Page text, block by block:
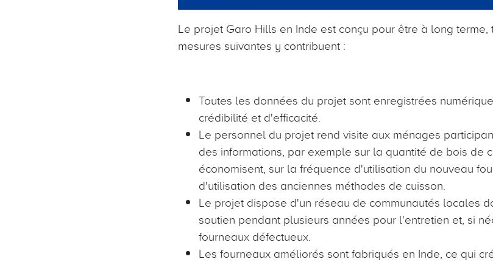
Le projet Garo Hills en Inde est conçu pour être à long
mesures suivantes y contribuent :
Toutes les données du projet sont enregistrées
crédibilité et d'efficacité.
Le personnel du projet rend visite aux ménages
des informations, par exemple sur la quantité de bois de
économisent, sur la fréquence d'utilisation du nouveau
d'utilisation des anciennes méthodes de cuisson.
Le projet dispose d'un réseau de communautés locales
soutien pendant plusieurs années pour l'entretien et, si
fourneaux défectueux.
Les fourneaux améliorés sont fabriqués en Inde, ce qui